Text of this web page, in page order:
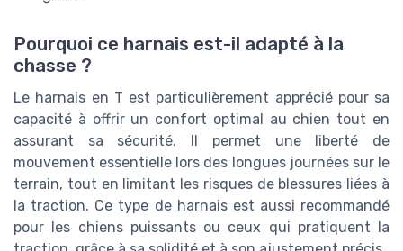
Pourquoi ce harnais est-il adapté à la
chasse ?
Le harnais en T est particulièrement apprécié pour sa
capacité à offrir un confort optimal au chien tout en
assurant sa sécurité. Il permet une liberté de
mouvement essentielle lors des longues journées sur le
terrain, tout en limitant les risques de blessures liées à
la traction. Ce type de harnais est aussi recommandé
pour les chiens puissants ou ceux qui pratiquent la